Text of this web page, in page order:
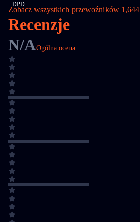
DPD
Zobacz wszystkich przewoźników 1,644
Recenzje
N/AOgólna ocena